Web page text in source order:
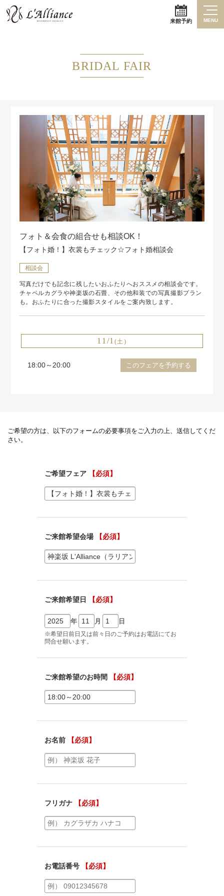
来館予約 MENU
BRIDAL FAIR
フォト＆会食の組合せも相談OK！
【フォト婚！】衣裳もチェック☆フォト婚相談会
相談会
写真だけでも記念に残したいおふたりへおススメの相談会です。
チャペルカグラや神楽坂の石畳、その他和装での写真撮影プラン
も。おふたりに合った撮影スタイルをご案内致します。
11/1 (土)
18:00～20:00 このフェアを予約する